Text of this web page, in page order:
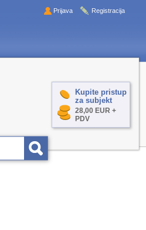
Prijava Registracija
Kupite pristup
za subjekt
28,00 EUR +
PDV